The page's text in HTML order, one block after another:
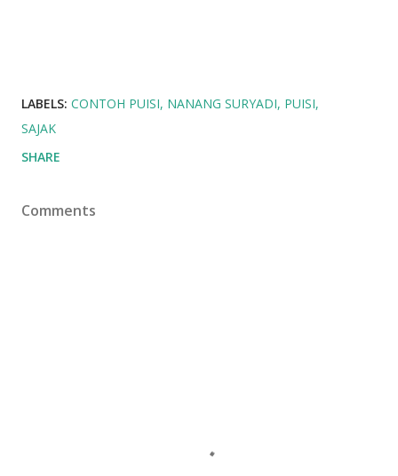
LABELS: CONTOH PUISI NANANG SURYADI PUISI
SAJAK
SHARE
Comments